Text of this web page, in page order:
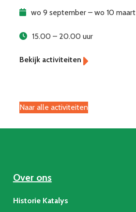
wo 9 september – wo 10 maart
15.00 – 20.00 uur
Naar alle activiteiten
Over ons
Historie Katalys